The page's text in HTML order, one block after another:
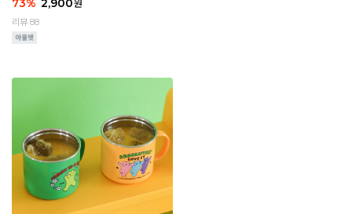
73% 2,900원
리뷰 88